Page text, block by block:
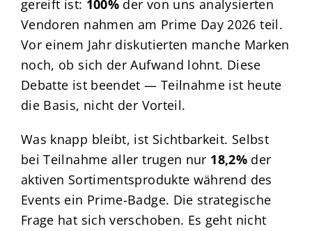
gereift ist: 100% der von uns analysierten
Vendoren nahmen am Prime Day 2026 teil.
Vor einem Jahr diskutierten manche Marken
noch, ob sich der Aufwand lohnt. Diese
Debatte ist beendet — Teilnahme ist heute
die Basis, nicht der Vorteil.
Was knapp bleibt, ist Sichtbarkeit. Selbst
bei Teilnahme aller trugen nur 18,2%der
aktiven Sortimentsprodukte während des
Events ein Prime-Badge. Die strategische
Frage hat sich verschoben. Es geht nicht